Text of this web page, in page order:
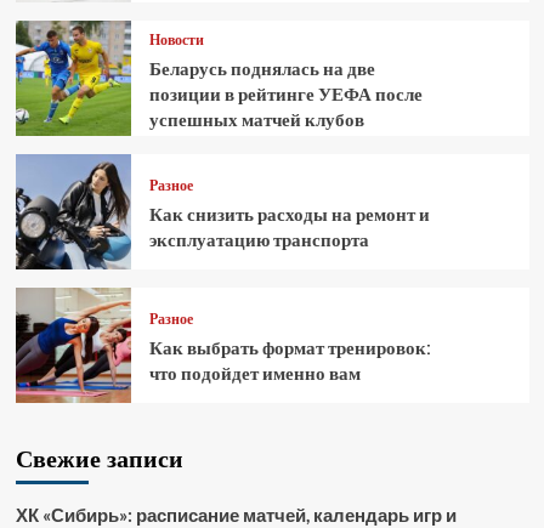
Новости
Беларусь поднялась на две
позиции в рейтинге УЕФА после
успешных матчей клубов
Разное
Как снизить расходы на ремонт и
эксплуатацию транспорта
Разное
Как выбрать формат тренировок:
что подойдет именно вам
Свежие записи
ХК «Сибирь»: расписание матчей, календарь игр и